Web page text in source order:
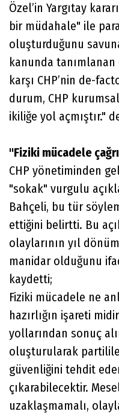
Özel’in Yargıtay
bir müdahale" ile
oluşturduğunu
kanunda
karşı CHP’nin de-
durum, CHP
ikiliğe yol açmıştır."
"Fiziki mücadele
CHP yönetiminden
"sokak" vurgulu
Bahçeli, bu tür
ettiğini belirtti. Bu
olaylarının yıl
manidar olduğunu
kaydetti;
Fiziki mücadele ne
hazırlığın işareti
yollarından sonuç
oluşturularak
güvenliğini tehdit
çıkarabilecektir.
uzaklaşmamalı,